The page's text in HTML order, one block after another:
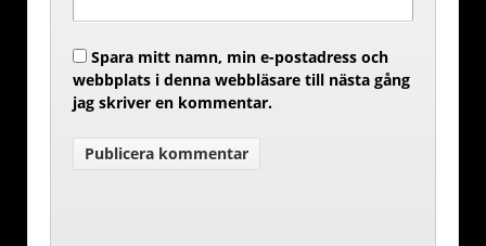
Spara mitt namn, min e-postadress och
webbplats i denna webbläsare till nästa gång
jag skriver en kommentar.